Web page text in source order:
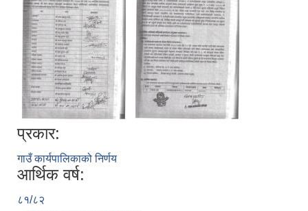
प्रकार:
गाउँ कार्यपालिकाको निर्णय
आर्थिक वर्ष:
८१/८२